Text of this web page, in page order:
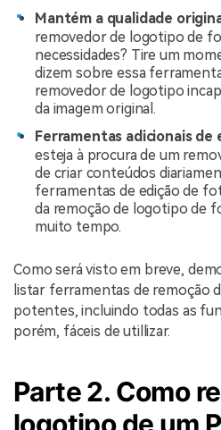
Mantém a qualidade
removedor de logotipo de
necessidades? Tire um
dizem sobre essa
removedor de logotipo
da imagem original.
Ferramentas adicionais
esteja à procura de um
de criar conteúdos
ferramentas de edição de
da remoção de logotipo de
muito tempo.
Como será visto em breve,
listar ferramentas de remoção
potentes, incluindo todas as
porém, fáceis de utillizar.
Parte 2. Como